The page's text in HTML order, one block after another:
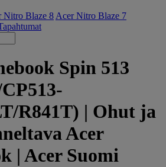
Nitro Blaze 8 Acer Nitro Blaze 7
Spin 513
R841T) | Ohut ja
Acer
| Acer Suomi